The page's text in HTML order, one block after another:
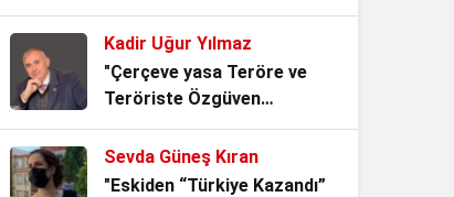
Örgütü ve Ardındaki Güçler
2 yıl önce
Türkiye’ye Yönelik Dış / İç Güvenlik
Tehditleri
2 yıl önce
verecek."
Kadir Uğur Yılmaz
"Çerçeve yasa Teröre ve
Teröriste Özgüven
vermekten başka işe
YARAMAZ!"
Sevda Güneş Kıran
"Eskiden “Türkiye Kazandı”